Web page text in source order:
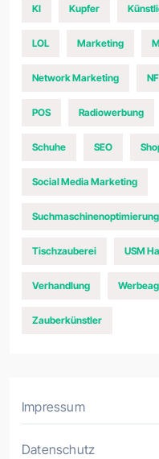
KI Kupfer
LOL Marketing
Network Marketing
POS Radiowerbung
Schuhe SEO
Social Media Marketing
Suchmaschinenoptimierung
Tischzauberei USM
Verhandlung
Zauberkünstler
Impressum
Datenschutz